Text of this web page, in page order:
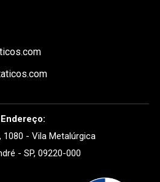
Endereço:
1080 - Vila Metalúrgica
- SP, 09220-000